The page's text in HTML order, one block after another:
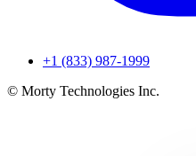
+1 (833) 987-1999
© Morty Technologies Inc.